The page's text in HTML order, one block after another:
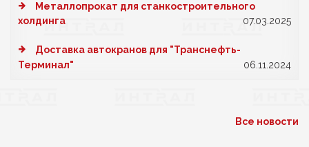
Металлопрокат для станкостроительного
холдинга
07.03.2025
Доставка автокранов для "Транснефть-
Терминал"
06.11.2024
Все новости